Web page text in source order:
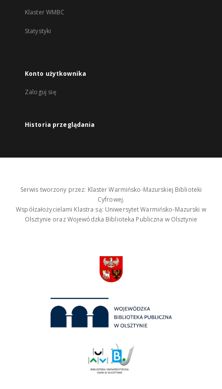
Klaster WMBC
Statystyki
Konto użytkownika
Zaloguj się
Historia przeglądania
Serwis tworzony przez: Klaster Warmińsko-Mazurskiej Biblioteki
Cyfrowej.
Współzałożycielami Klastra są: Uniwersytet Warmińsko-Mazurski w
Olsztynie oraz Wojewódzka Biblioteka Publiczna w Olsztynie